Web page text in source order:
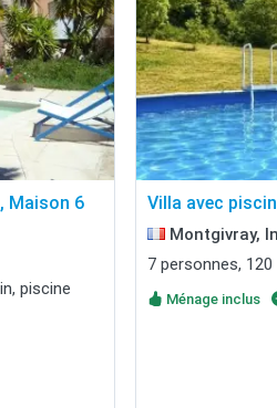
Maison 6
piscine
Villa avec
Montgivray,
7 personnes,
Ménage inclus